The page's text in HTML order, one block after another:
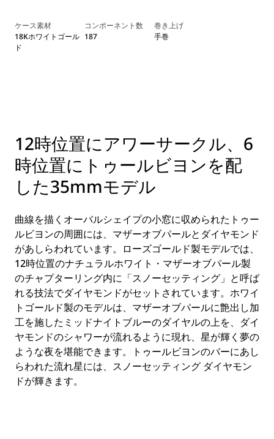
ケース素材
18Kホワイトゴール
ド
コンポーネント数
187
巻き上げ
手巻
12時位置にアワーサークル、6
時位置にトゥールビヨンを配
した35mmモデル
曲線を描くオーバルシェイプの小窓に収められたトゥー
ルビヨンの周囲には、マザーオブパールとダイヤモンド
があしらわれています。ローズゴールド製モデルでは、
12時位置のナチュラルホワイト・マザーオブパール製
のチャプターリング内に「スノーセッティング」と呼ば
れる技法でダイヤモンドがセットされています。ホワイ
トゴールド製のモデルは、マザーオブパールに艶出し加
工を施したミッドナイトブルーのダイヤルの上を、ダイ
ヤモンドのシャワーが流れるように現れ、星が輝く夢の
ような夜を堪能できます。トゥールビヨンのバーにあし
らわれた流れ星には、スノーセッティング ダイヤモン
ドが輝きます。